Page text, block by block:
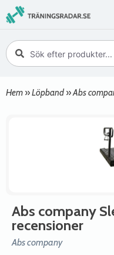
Hem »Löpband »Abs
Abs company
recensioner
Abs company